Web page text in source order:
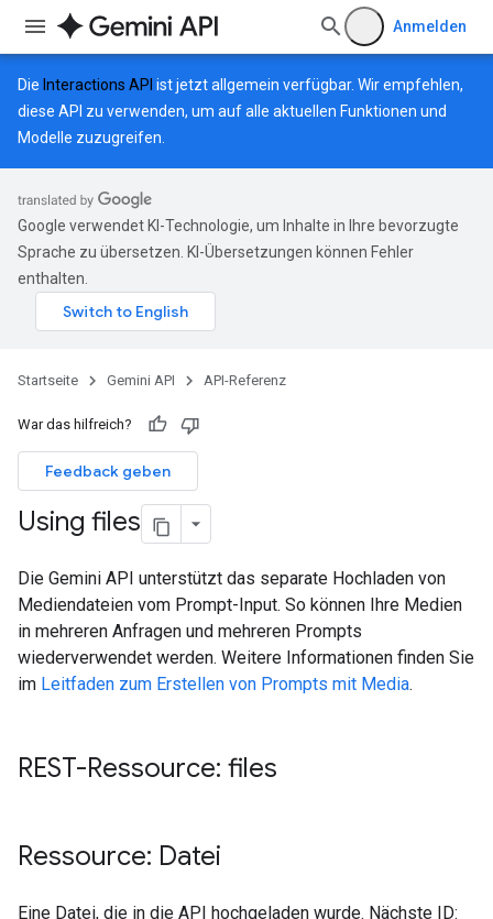
Anmelden
Die Interactions API ist jetzt allgemein verfügbar. Wir empfehlen,
diese API zu verwenden, um auf alle aktuellen Funktionen und
Modelle zuzugreifen.
Google verwendet KI-Technologie, um Inhalte in Ihre bevorzugte
Sprache zu übersetzen. KI-Übersetzungen können Fehler
enthalten.
Startseite Gemini API API-Referenz
War das hilfreich?
Feedback geben
Using files
Die Gemini API unterstützt das separate Hochladen von
Mediendateien vom Prompt-Input. So können Ihre Medien
in mehreren Anfragen und mehreren Prompts
wiederverwendet werden. Weitere Informationen finden Sie
im Leitfaden zum Erstellen von Prompts mit Media.
REST-Ressource: files
Ressource: Datei
Eine Datei, die in die API hochgeladen wurde. Nächste ID: